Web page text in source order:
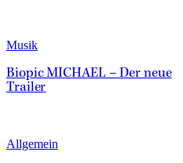
Musik
Biopic MICHAEL – Der neue
Trailer
Allgemein